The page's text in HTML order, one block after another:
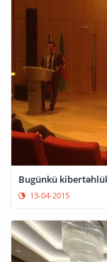
13-04-2015